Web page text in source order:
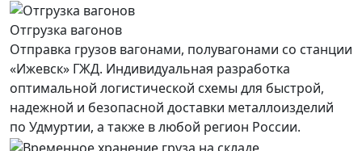
Отгрузка вагонов
Отправка грузов вагонами, полувагонами со станции
«Ижевск» ГЖД. Индивидуальная разработка
оптимальной логистической схемы для быстрой,
надежной и безопасной доставки металлоизделий
по Удмуртии, а также в любой регион России.